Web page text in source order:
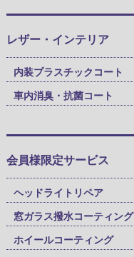
レザー・インテリア
内装プラスチックコート
車内消臭・抗菌コート
会員様限定サービス
ヘッドライトリペア
窓ガラス撥水コーティング
ホイールコーティング